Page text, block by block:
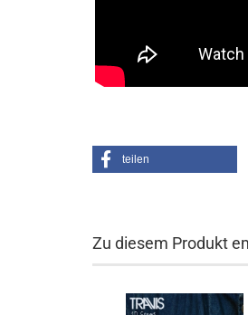
teilen
Zu diesem Produkt